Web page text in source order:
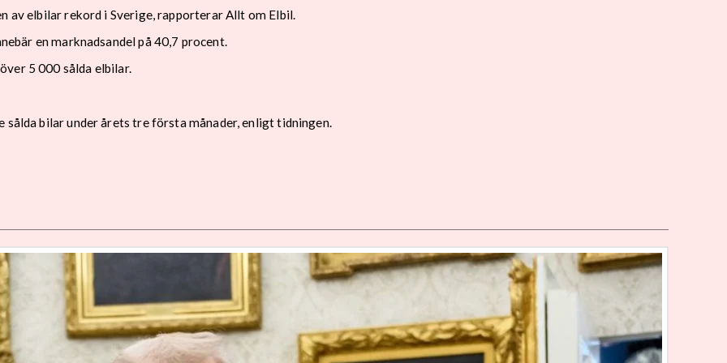
elbilar rekord i Sverige, rapporterar Allt om Elbil.
en marknadsandel på 40,7 procent.
5 000 sålda elbilar.
sålda bilar under årets tre första månader, enligt tidningen.